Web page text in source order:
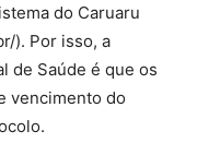
do Caruaru
). Por isso, a
de Saúde é que os
vencimento do